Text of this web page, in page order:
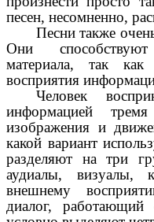
песен, несомненно,
Песни также
Они
материала, так как
восприятия
Человек
информацией
изображения и
какой вариант
разделяют на три
аудиалы, визуалы,
внешнему
диалог,